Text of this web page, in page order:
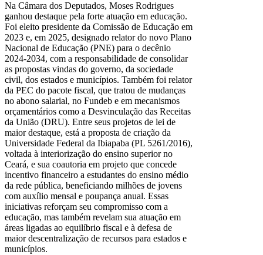
Na Câmara dos Deputados, Moses Rodrigues
ganhou destaque pela forte atuação em educação.
Foi eleito presidente da Comissão de Educação em
2023 e, em 2025, designado relator do novo Plano
Nacional de Educação (PNE) para o decênio
2024-2034, com a responsabilidade de consolidar
as propostas vindas do governo, da sociedade
civil, dos estados e municípios. Também foi relator
da PEC do pacote fiscal, que tratou de mudanças
no abono salarial, no Fundeb e em mecanismos
orçamentários como a Desvinculação das Receitas
da União (DRU). Entre seus projetos de lei de
maior destaque, está a proposta de criação da
Universidade Federal da Ibiapaba (PL 5261/2016),
voltada à interiorização do ensino superior no
Ceará, e sua coautoria em projeto que concede
incentivo financeiro a estudantes do ensino médio
da rede pública, beneficiando milhões de jovens
com auxílio mensal e poupança anual. Essas
iniciativas reforçam seu compromisso com a
educação, mas também revelam sua atuação em
áreas ligadas ao equilíbrio fiscal e à defesa de
maior descentralização de recursos para estados e
municípios.